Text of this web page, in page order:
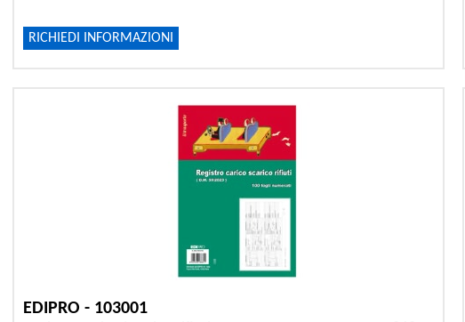
RICHIEDI INFORMAZIONI
EDIPRO - 103001